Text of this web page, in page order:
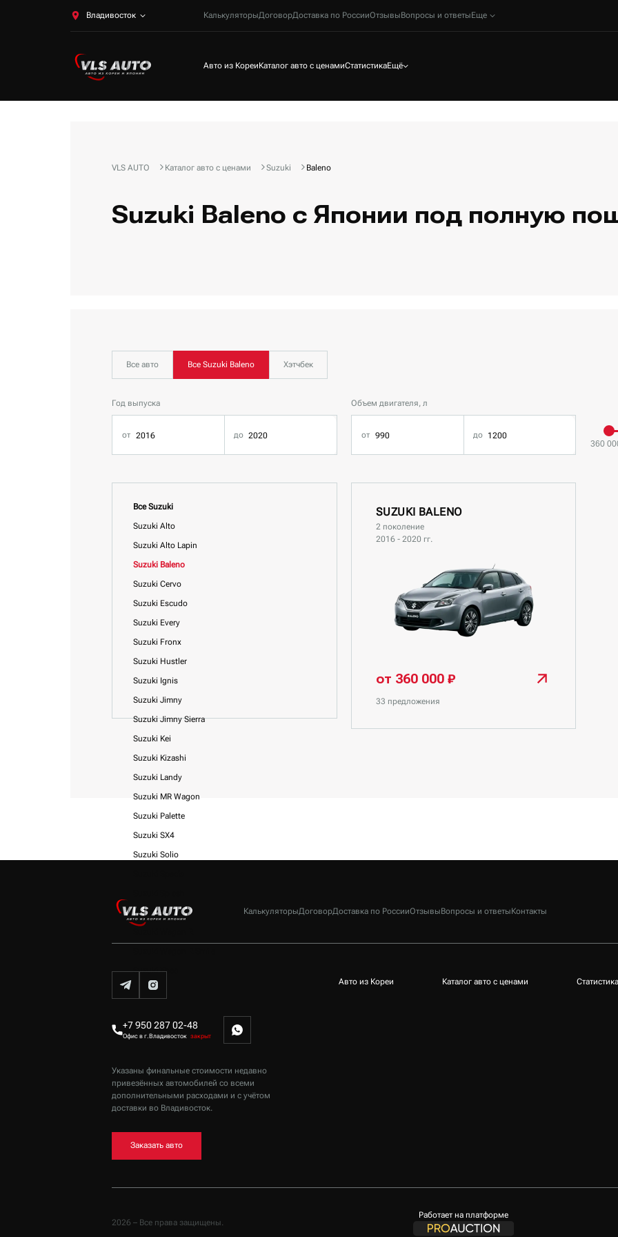
Владивосток КалькуляторыДоговорДоставка по РоссииОтзывыВопросы и ответыЕще
Авто из КореиКаталог авто с ценамиСтатистикаЕщё
VLS AUTO Каталог авто с ценами Suzuki Baleno
Suzuki Baleno с Японии под полную
Все авто Все Suzuki Baleno Хэтчбек
Год выпуска Объем двигателя, л
360
Все Suzuki
Suzuki Alto
Suzuki Alto Lapin
Suzuki Baleno
Suzuki Cervo
Suzuki Escudo
Suzuki Every
Suzuki Fronx
Suzuki Hustler
Suzuki Ignis
Suzuki Jimny
Suzuki Jimny Sierra
Suzuki Kei
Suzuki Kizashi
Suzuki Landy
Suzuki MR Wagon
Suzuki Palette
Suzuki SX4
Suzuki Solio
Suzuki Swift
Suzuki Xbee
SUZUKI BALENO
2 поколение
2016 - 2020 гг.
от 360 000 ₽
33 предложения
КалькуляторыДоговорДоставка по РоссииОтзывыВопросы и ответыКонтакты
+7 950 287 02-48
Офис в г.Владивосток закрыт
Указаны финальные стоимости недавно
привезённых автомобилей со всеми
дополнительными расходами и с учётом
доставки во Владивосток.
Заказать авто
Авто из Кореи Каталог авто с ценами Статистика
2026 – Все права защищены.
Работает на платформе